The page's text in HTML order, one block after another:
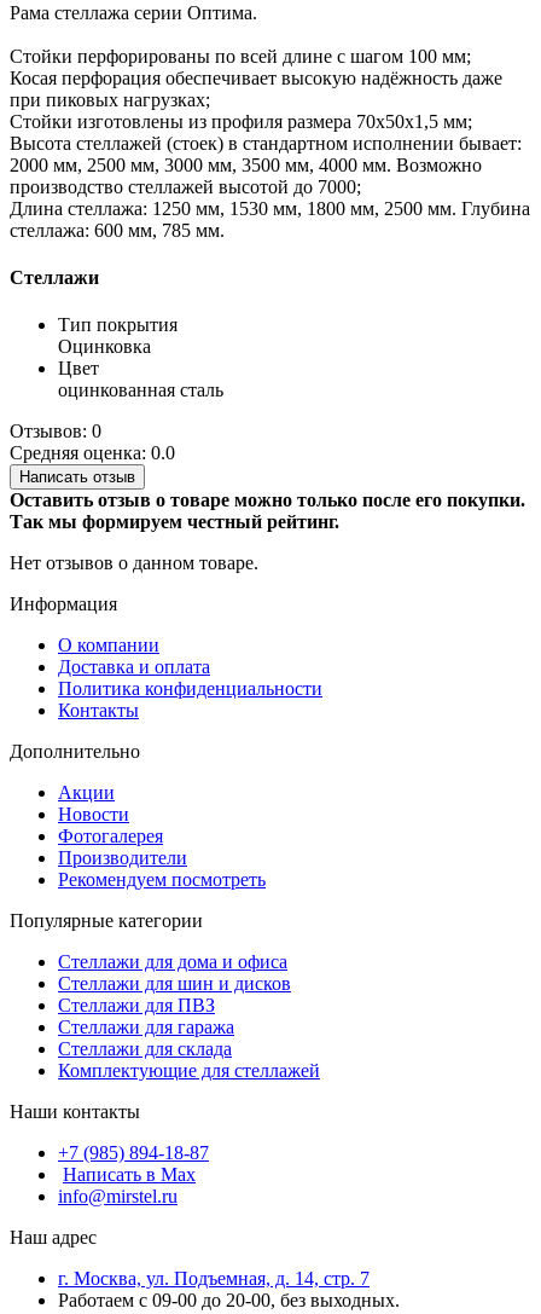
Рама стеллажа серии Оптима.
Стойки перфорированы по всей длине с шагом 100 мм;
Косая перфорация обеспечивает высокую надёжность даже
при пиковых нагрузках;
Стойки изготовлены из профиля размера 70х50х1,5 мм;
Высота стеллажей (стоек) в стандартном исполнении бывает:
2000 мм, 2500 мм, 3000 мм, 3500 мм, 4000 мм. Возможно
производство стеллажей высотой до 7000;
Длина стеллажа: 1250 мм, 1530 мм, 1800 мм, 2500 мм. Глубина
стеллажа: 600 мм, 785 мм.
Стеллажи
Тип покрытия
Оцинковка
Цвет
оцинкованная сталь
Отзывов: 0
Средняя оценка: 0.0
Написать отзыв
Оставить отзыв о товаре можно только после его покупки.
Так мы формируем честный рейтинг.
Нет отзывов о данном товаре.
Информация
О компании
Доставка и оплата
Политика конфиденциальности
Контакты
Дополнительно
Акции
Новости
Фотогалерея
Производители
Рекомендуем посмотреть
Популярные категории
Стеллажи для дома и офиса
Стеллажи для шин и дисков
Стеллажи для ПВЗ
Стеллажи для гаража
Стеллажи для склада
Комплектующие для стеллажей
Наши контакты
+7 (985) 894-18-87
Написать в Max
info@mirstel.ru
Наш адрес
г. Москва, ул. Подъемная, д. 14, стр. 7
Работаем с 09-00 до 20-00, без выходных.